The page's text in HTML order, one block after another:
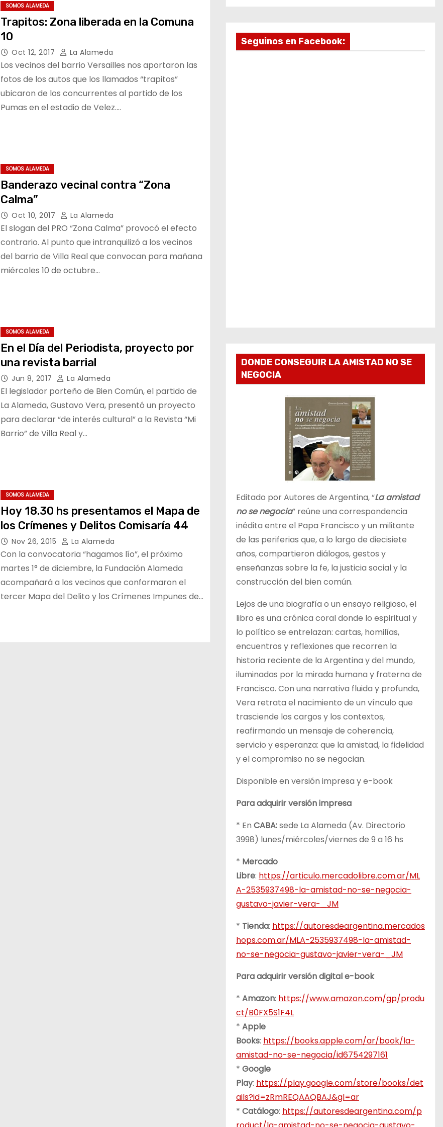
SOMOS ALAMEDA
Trapitos: Zona liberada en la Comuna
10
Oct 12, 2017 La Alameda
Los vecinos del barrio Versailles nos aportaron las
fotos de los autos que los llamados “trapitos”
ubicaron de los concurrentes al partido de los
Pumas en el estadio de Velez.…
SOMOS ALAMEDA
Banderazo vecinal contra “Zona
Calma”
Oct 10, 2017 La Alameda
El slogan del PRO “Zona Calma” provocó el efecto
contrario. Al punto que intranquilizó a los vecinos
del barrio de Villa Real que convocan para mañana
miércoles 10 de octubre…
SOMOS ALAMEDA
En el Día del Periodista, proyecto por
una revista barrial
Jun 8, 2017 La Alameda
El legislador porteño de Bien Común, el partido de
La Alameda, Gustavo Vera, presentó un proyecto
para declarar “de interés cultural” a la Revista “Mi
Barrio” de Villa Real y…
SOMOS ALAMEDA
Hoy 18.30 hs presentamos el Mapa de
los Crímenes y Delitos Comisaría 44
Nov 26, 2015 La Alameda
Con la convocatoria “hagamos lío”, el próximo
martes 1° de diciembre, la Fundación Alameda
acompañará a los vecinos que conformaron el
tercer Mapa del Delito y los Crímenes Impunes de…
Seguinos en Facebook:
DONDE CONSEGUIR LA AMISTAD NO SE
NEGOCIA
Editado por Autores de Argentina, “La amistad
no se negocia” reúne una correspondencia
inédita entre el Papa Francisco y un militante
de las periferias que, a lo largo de diecisiete
años, compartieron diálogos, gestos y
enseñanzas sobre la fe, la justicia social y la
construcción del bien común.
Lejos de una biografía o un ensayo religioso, el
libro es una crónica coral donde lo espiritual y
lo político se entrelazan: cartas, homilías,
encuentros y reflexiones que recorren la
historia reciente de la Argentina y del mundo,
iluminadas por la mirada humana y fraterna de
Francisco. Con una narrativa fluida y profunda,
Vera retrata el nacimiento de un vínculo que
trasciende los cargos y los contextos,
reafirmando un mensaje de coherencia,
servicio y esperanza: que la amistad, la fidelidad
y el compromiso no se negocian.
Disponible en versión impresa y e-book
Para adquirir versión impresa
* En CABA:sede La Alameda (Av. Directorio
3998) lunes/miércoles/viernes de 9 a 16 hs
* Mercado
Libre: https://articulo.mercadolibre.com.ar/ML
A-2535937498-la-amistad-no-se-negocia-
gustavo-javier-vera-_JM
* Tienda: https://autoresdeargentina.mercados
hops.com.ar/MLA-2535937498-la-amistad-
no-se-negocia-gustavo-javier-vera-_JM
Para adquirir versión digital e-book
* Amazon: https://www.amazon.com/gp/produ
ct/B0FX5S1F4L
* Apple
Books: https://books.apple.com/ar/book/la-
amistad-no-se-negocia/id6754297161
* Google
Play: https://play.google.com/store/books/det
ails?id=zRmREQAAQBAJ&gl=ar
* Catálogo: https://autoresdeargentina.com/p